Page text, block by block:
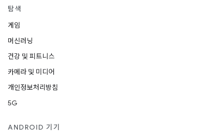
탐색
게임
머신러닝
건강 및 피트니스
카메라 및 미디어
개인정보처리방침
5G
ANDROID 기기